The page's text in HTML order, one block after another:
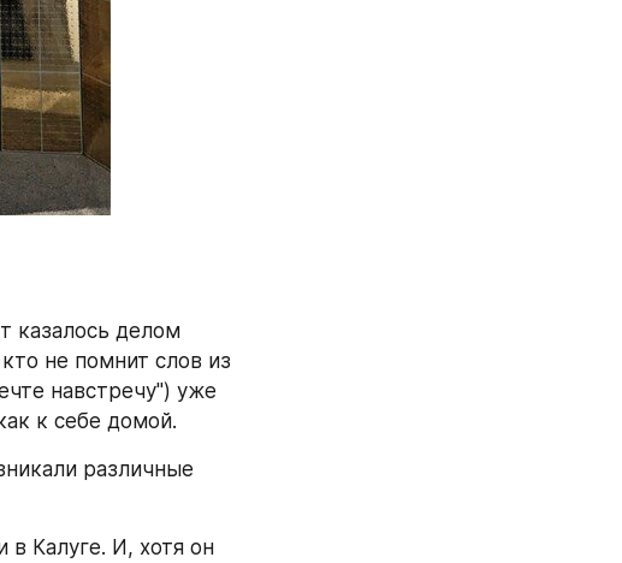
казалось делом
не помнит слов из
навстречу") уже
к себе домой.
различные
Калуге. И, хотя он